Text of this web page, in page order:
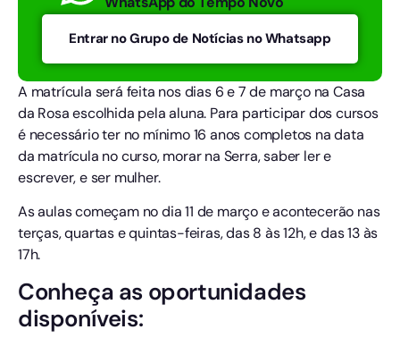
Entrar no Grupo de Notícias no Whatsapp
A matrícula será feita nos dias 6 e 7 de março na Casa
da Rosa escolhida pela aluna. Para participar dos cursos
é necessário ter no mínimo 16 anos completos na data
da matrícula no curso, morar na Serra, saber ler e
escrever, e ser mulher.
As aulas começam no dia 11 de março e acontecerão nas
terças, quartas e quintas-feiras, das 8 às 12h, e das 13 às
17h.
Conheça as oportunidades
disponíveis: